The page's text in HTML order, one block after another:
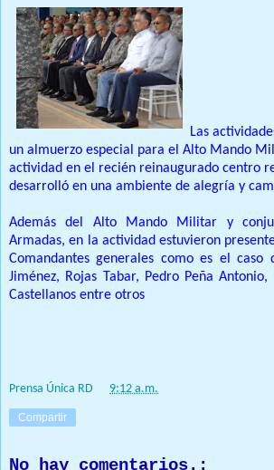
Las
un almuerzo especial para el Alto Mando
actividad en el recién reinaugurado centro
desarrolló en una ambiente de alegría y
Además del Alto Mando Militar y
Armadas, en la actividad estuvieron
Comandantes generales como es el caso
Jiménez, Rojas Tabar, Pedro Peña Antonio,
Castellanos entre otros
Prensa Única RD 9:12 a.m.
Compartir
No hay comentarios.: